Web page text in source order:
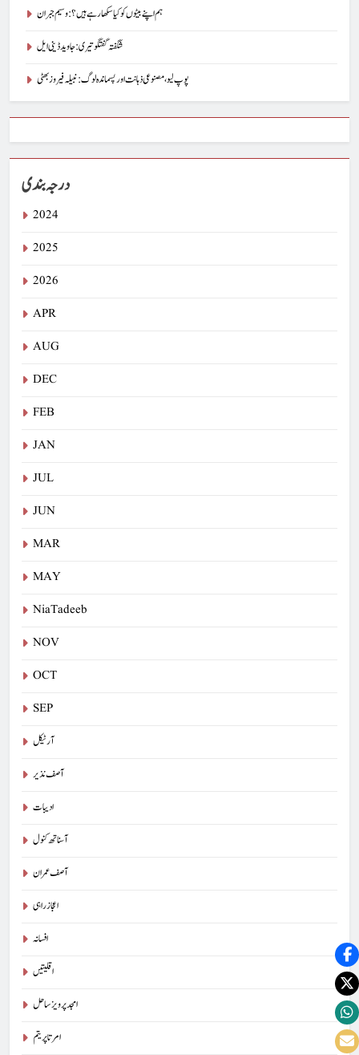
ہم اپنے بیٹوں کو کیا سکھا رہے ہیں؟ : وسیم جبران
شگفتہ گفتگو تیری : جاوید ڈینی ایل
پوپ لیو،مصنوعی ذہانت اور پسماندہ لوگ : نبیلہ فیروز بھٹی
درجہ بندی
2024
2025
2026
APR
AUG
DEC
FEB
JAN
JUL
JUN
MAR
MAY
NiaTadeeb
NOV
OCT
SEP
آرٹیکل
آصف نذیر
ادیبات
آسناتھ کنول
آصف عمران
اعجاز راہی
افسانہ
اقلیتیں
امجد پرویز ساحل
امرتا پریتم